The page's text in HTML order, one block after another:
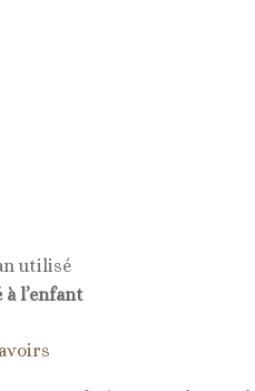
utilisé
l’enfant